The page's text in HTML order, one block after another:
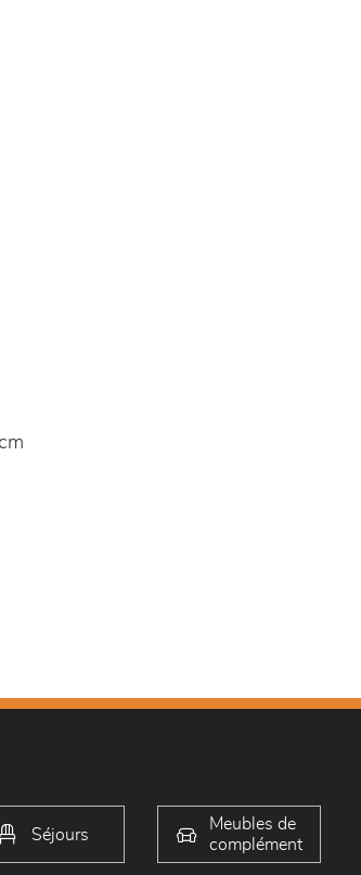
Séjours
Meubles de
complément